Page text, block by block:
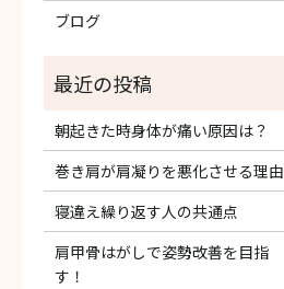
ブログ
朝起きた時身体が痛い原因は？
巻き肩が肩凝りを悪化させる理由
寝違え繰り返す人の共通点
肩甲骨はがしで姿勢改善を目指
す！